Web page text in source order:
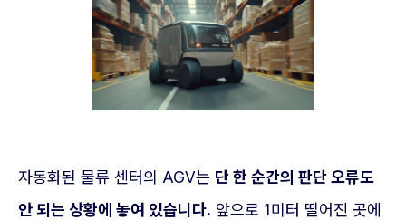
자동화된 물류 센터의 AGV는 단 한 순간의 판단 오류도
안 되는 상황에 놓여 있습니다. 앞으로 1미터 떨어진 곳에